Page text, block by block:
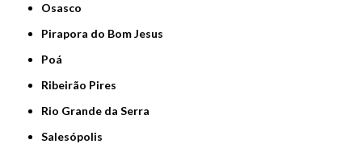
Osasco
Pirapora do Bom Jesus
Poá
Ribeirão Pires
Rio Grande da Serra
Salesópolis